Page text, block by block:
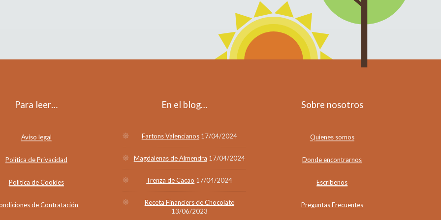
Para leer…
Aviso legal
Política de Privacidad
Política de Cookies
de Contratación
En el blog…
Fartons Valencianos 17/04/2024
Magdalenas de Almendra 17/04/2024
Trenza de Cacao 17/04/2024
Receta Financiers de Chocolate
13/06/2023
Sobre nosotros
Quienes somos
Donde encontrarnos
Escríbenos
Preguntas Frecuentes